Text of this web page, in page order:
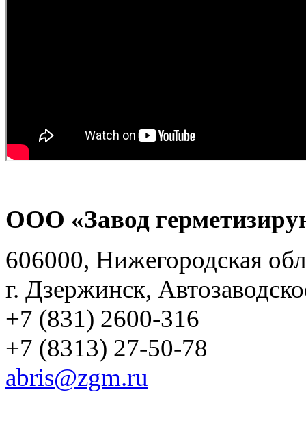
ООО «Завод
606000, Нижегородская
г. Дзержинск,
+7 (831) 2600-316
+7 (8313) 27-50-78
abris@zgm.ru